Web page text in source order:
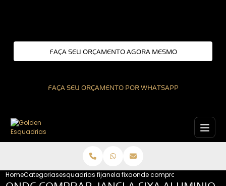
FAÇA SEU ORÇAMENTO AGORA MESMO
FAÇA SEU ORÇAMENTO POR WHATSAPP
HomeCategoriasesquadrias fixasjanela fixaonde comprar janela fixa